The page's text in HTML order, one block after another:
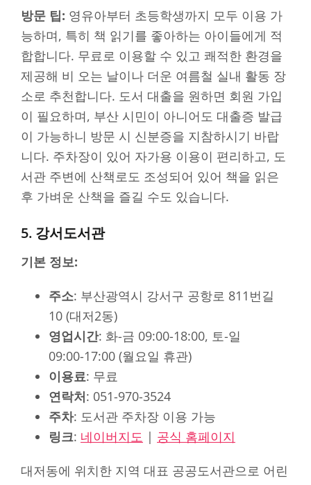
방문 팁: 영유아부터 초등학생까지 모두 이용 가
능하며, 특히 책 읽기를 좋아하는 아이들에게 적
합합니다. 무료로 이용할 수 있고 쾌적한 환경을
제공해 비 오는 날이나 더운 여름철 실내 활동 장
소로 추천합니다. 도서 대출을 원하면 회원 가입
이 필요하며, 부산 시민이 아니어도 대출증 발급
이 가능하니 방문 시 신분증을 지참하시기 바랍
니다. 주차장이 있어 자가용 이용이 편리하고, 도
서관 주변에 산책로도 조성되어 있어 책을 읽은
후 가벼운 산책을 즐길 수도 있습니다.
5. 강서도서관
기본 정보:
주소: 부산광역시 강서구 공항로 811번길
10 (대저2동)
영업시간: 화-금 09:00-18:00, 토-일
09:00-17:00 (월요일 휴관)
이용료: 무료
연락처: 051-970-3524
주차: 도서관 주차장 이용 가능
링크: 네이버지도 | 공식 홈페이지
대저동에 위치한 지역 대표 공공도서관으로 어린